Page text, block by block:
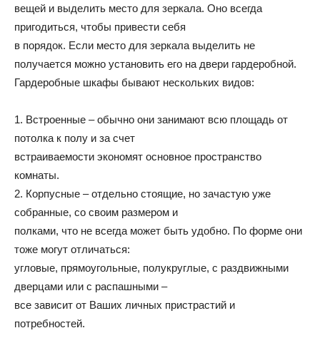
вещей и выделить место для зеркала. Оно всегда
пригодиться, чтобы привести себя
в порядок. Если место для зеркала выделить не
получается можно установить его на двери гардеробной.
Гардеробные шкафы бывают нескольких видов:
1. Встроенные – обычно они занимают всю площадь от
потолка к полу и за счет
встраиваемости экономят основное пространство
комнаты.
2. Корпусные – отдельно стоящие, но зачастую уже
собранные, со своим размером и
полками, что не всегда может быть удобно. По форме они
тоже могут отличаться:
угловые, прямоугольные, полукруглые, с раздвижными
дверцами или с распашными –
все зависит от Ваших личных пристрастий и
потребностей.